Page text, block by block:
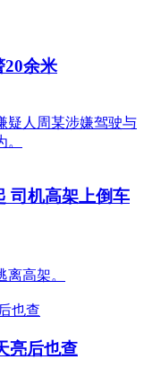
20余米
疑人周某涉嫌驾驶与
司机高架上倒车
高架。
亮后也查